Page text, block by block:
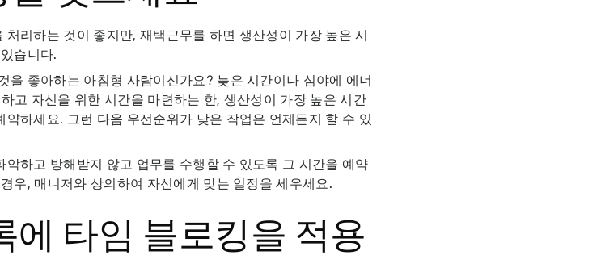
리하는 것이 좋지만, 재택근무를 하면 생산성이 가장 높은 시
습니다.
을 좋아하는 아침형 사람이신가요? 늦은 시간이나 심야에 에너
고 자신을 위한 시간을 마련하는 한, 생산성이 가장 높은 시간
하세요. 그런 다음 우선순위가 낮은 작업은 언제든지 할 수 있
악하고 방해받지 않고 업무를 수행할 수 있도록 그 시간을 예약
우, 매니저와 상의하여 자신에게 맞는 일정을 세우세요.
에 타임 블로킹을 적용